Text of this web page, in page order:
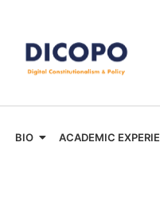
BIO ACADEMIC